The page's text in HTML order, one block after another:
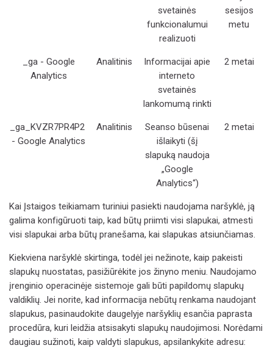
svetainės
funkcionalumui
realizuoti
sesijos
metu
_ga - Google
Analytics
Analitinis
Informacijai apie
interneto
svetainės
lankomumą rinkti
2 metai
_ga_KVZR7PR4P2
- Google Analytics
Analitinis
Seanso būsenai
išlaikyti (šį
slapuką naudoja
„Google
Analytics“)
2 metai
Kai Įstaigos teikiamam turiniui pasiekti naudojama naršyklė, ją
galima konfigūruoti taip, kad būtų priimti visi slapukai, atmesti
visi slapukai arba būtų pranešama, kai slapukas atsiunčiamas.
Kiekviena naršyklė skirtinga, todėl jei nežinote, kaip pakeisti
slapukų nuostatas, pasižiūrėkite jos žinyno meniu. Naudojamo
įrenginio operacinėje sistemoje gali būti papildomų slapukų
valdiklių. Jei norite, kad informacija nebūtų renkama naudojant
slapukus, pasinaudokite daugelyje naršyklių esančia paprasta
procedūra, kuri leidžia atsisakyti slapukų naudojimosi. Norėdami
daugiau sužinoti, kaip valdyti slapukus, apsilankykite adresu: